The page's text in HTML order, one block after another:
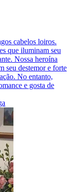
cabelos loiros.
que iluminam seu
Nossa heroína
seu destemor e forte
No entanto,
e gosta de